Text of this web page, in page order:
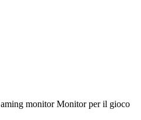
monitor Monitor per il gioco